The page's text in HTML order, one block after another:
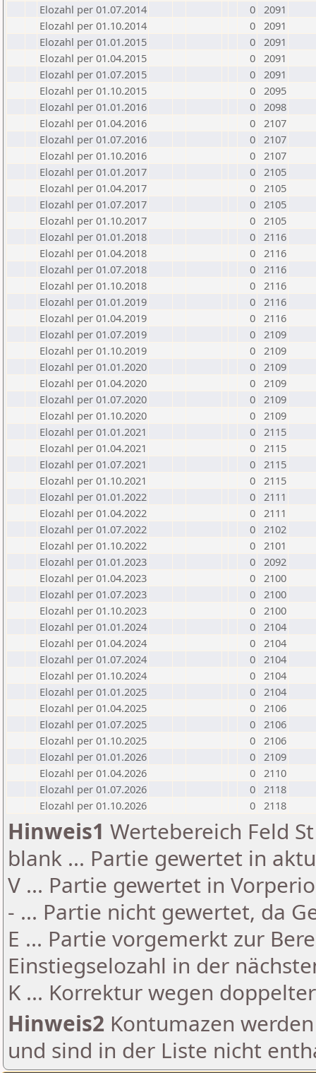
Elozahl per 01.07.2014
0 2091
Elozahl per 01.10.2014
0 2091
Elozahl per 01.01.2015
0 2091
Elozahl per 01.04.2015
0 2091
Elozahl per 01.07.2015
0 2091
Elozahl per 01.10.2015
0 2095
Elozahl per 01.01.2016
0 2098
Elozahl per 01.04.2016
0 2107
Elozahl per 01.07.2016
0 2107
Elozahl per 01.10.2016
0 2107
Elozahl per 01.01.2017
0 2105
Elozahl per 01.04.2017
0 2105
Elozahl per 01.07.2017
0 2105
Elozahl per 01.10.2017
0 2105
Elozahl per 01.01.2018
0 2116
Elozahl per 01.04.2018
0 2116
Elozahl per 01.07.2018
0 2116
Elozahl per 01.10.2018
0 2116
Elozahl per 01.01.2019
0 2116
Elozahl per 01.04.2019
0 2116
Elozahl per 01.07.2019
0 2109
Elozahl per 01.10.2019
0 2109
Elozahl per 01.01.2020
0 2109
Elozahl per 01.04.2020
0 2109
Elozahl per 01.07.2020
0 2109
Elozahl per 01.10.2020
0 2109
Elozahl per 01.01.2021
0 2115
Elozahl per 01.04.2021
0 2115
Elozahl per 01.07.2021
0 2115
Elozahl per 01.10.2021
0 2115
Elozahl per 01.01.2022
0 2111
Elozahl per 01.04.2022
0 2111
Elozahl per 01.07.2022
0 2102
Elozahl per 01.10.2022
0 2101
Elozahl per 01.01.2023
0 2092
Elozahl per 01.04.2023
0 2100
Elozahl per 01.07.2023
0 2100
Elozahl per 01.10.2023
0 2100
Elozahl per 01.01.2024
0 2104
Elozahl per 01.04.2024
0 2104
Elozahl per 01.07.2024
0 2104
Elozahl per 01.10.2024
0 2104
Elozahl per 01.01.2025
0 2104
Elozahl per 01.04.2025
0 2106
Elozahl per 01.07.2025
0 2106
Elozahl per 01.10.2025
0 2106
Elozahl per 01.01.2026
0 2109
Elozahl per 01.04.2026
0 2110
Elozahl per 01.07.2026
0 2118
Elozahl per 01.10.2026
0 2118
Hinweis1 Wertebereich Feld
blank ... Partie gewertet in
V ... Partie gewertet in
- ... Partie nicht gewertet, da
E ... Partie vorgemerkt zur
Einstiegselozahl in der
K ... Korrektur wegen
Hinweis2 Kontumazen
und sind in der Liste nicht